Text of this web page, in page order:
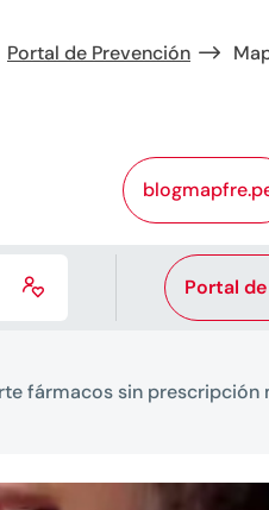
Portal de Prevención
 Portal
fármacos sin prescripción